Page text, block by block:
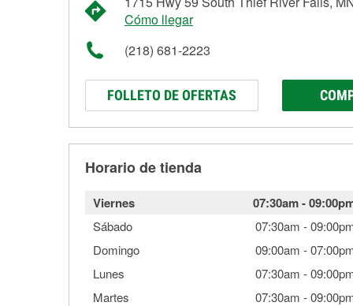
Cómo llegar
(218) 681-2223
FOLLETO DE OFERTAS
Horario de tienda
Viernes 07:30am-
Sábado 07:30am -
Domingo
09:00am -
Lunes
07:30am -
Martes
07:30am -